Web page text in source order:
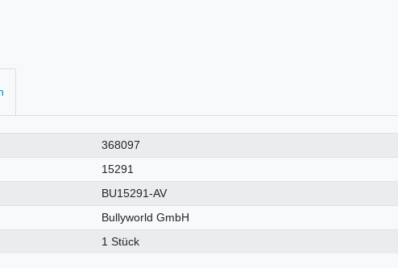
368097
15291
BU15291-AV
Bullyworld GmbH
1 Stück